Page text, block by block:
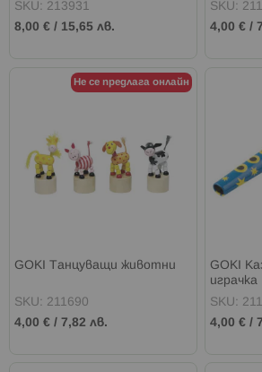
SKU: 213931
8,00 € / 15,65 лв.
SKU:
4,00 € /
Не се предлага онлайн
GOKI Танцуващи животни
SKU: 211690
4,00 € / 7,82 лв.
GOKI
играчка
SKU:
4,00 € /